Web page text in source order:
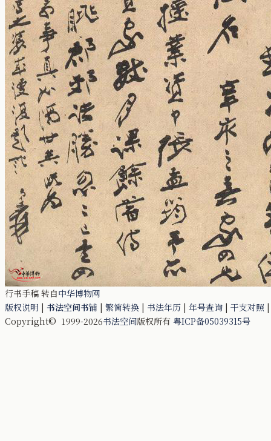
行书手稿 转自中华博物网
版权说明 | 书法空间书铺 | 繁简转换 | 书法年历 | 年号查询 | 干支对照
Copyright© 1999-2026书法空间版权所有 粤ICP备05039315号